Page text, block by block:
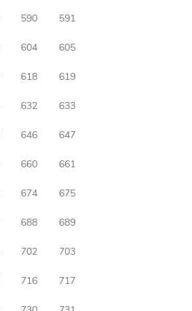
590 591
604 605
618 619
632 633
646 647
660 661
674 675
688 689
702 703
716 717